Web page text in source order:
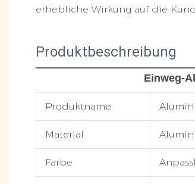
erhebliche Wirkung auf die
Produktbeschreibung
Einweg-
Produktname
Material
Farbe